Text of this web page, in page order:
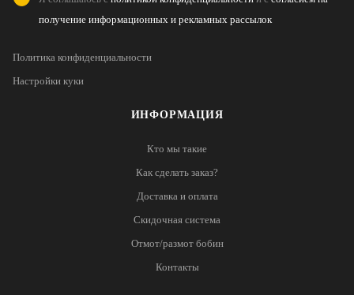
ИНФОРМАЦИЯ
Кто мы такие
Как сделать заказ?
Доставка и оплата
Скидочная система
Отмот/размот бобин
Контакты
получение информационных и рекламных рассылок
Политика конфиденциальности
Настройки куки